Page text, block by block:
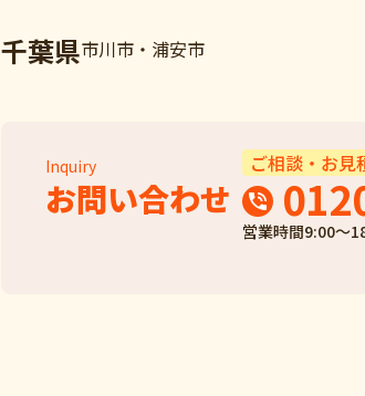
千葉県市川市・浦安市
お問い合わせ
Inquiry ご相談・お見
営業時間9:00～